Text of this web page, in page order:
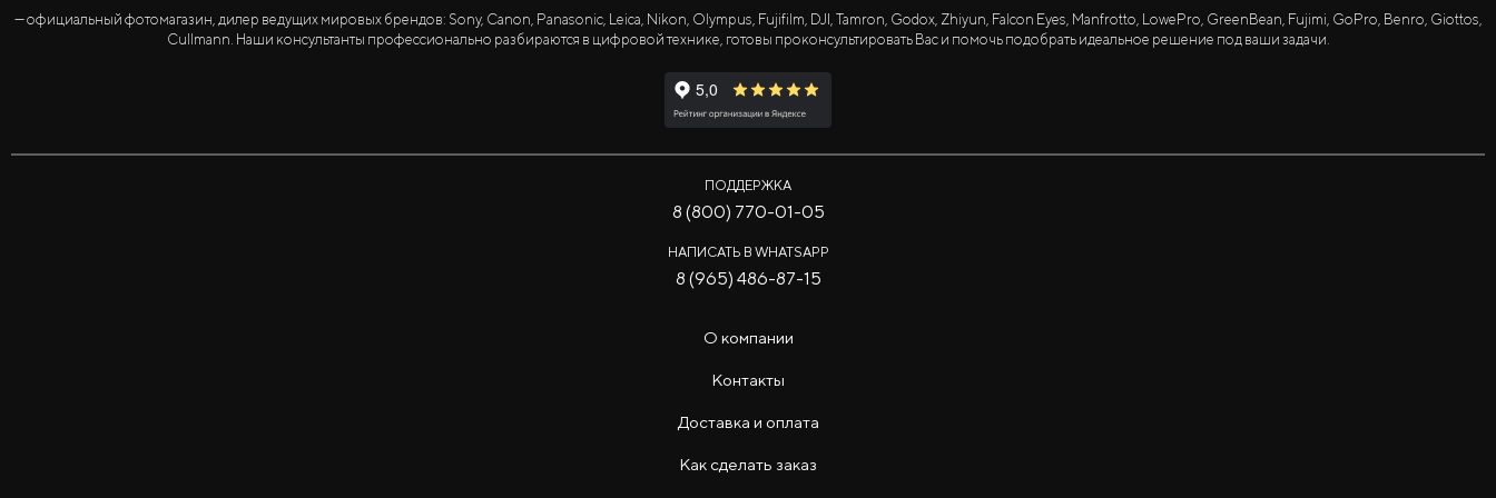
— официальный фотомагазин, дилер ведущих мировых брендов: Sony, Canon, Panasonic, Leica, Nikon, Olympus, Fujifilm, DJI, Tamron, Godox, Zhiyun, Falcon Eyes, Manfrotto, LowePro, GreenBean, Fujimi, GoPro, Benro, Giottos,
Cullmann. Наши консультанты профессионально разбираются в цифровой технике, готовы проконсультировать Вас и помочь подобрать идеальное решение под ваши задачи.
ПОДДЕРЖКА
8 (800) 770-01-05
НАПИСАТЬ В WHATSAPP
8 (965) 486-87-15
О компании
Контакты
Доставка и оплата
Как сделать заказ